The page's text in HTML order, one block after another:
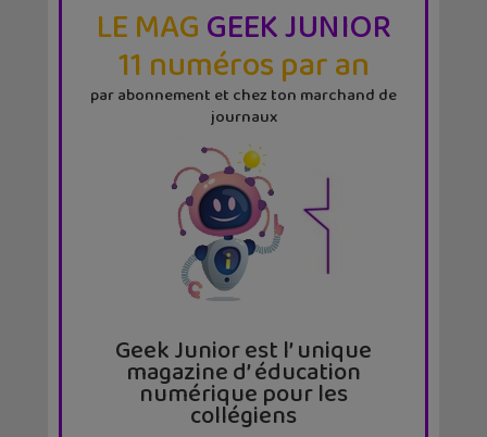
LE MAGGEEK JUNIOR
11 numéros par an
par abonnement et chez ton marchand de
journaux
Geek Junior est l’ unique
magazine d’ éducation
numérique pour les
collégiens